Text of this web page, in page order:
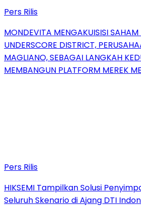
Pers Rilis
MONDEVITA MENGAKUISISI
UNDERSCORE DISTRICT,
MAGLIANO, SEBAGAI LANGKAH
MEMBANGUN PLATFORM MEREK
Pers Rilis
HIKSEMI Tampilkan Solusi
Seluruh Skenario di Ajang DTI